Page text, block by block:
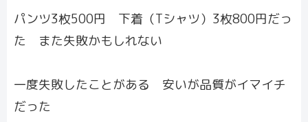
パンツ3枚500円 下着（Tシャツ）3枚800円だっ
た また失敗かもしれない
一度失敗したことがある 安いが品質がイマイチ
だった